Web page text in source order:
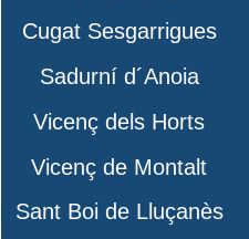
Cugat Sesgarrigues
Sadurní d´Anoia
Vicenç dels Horts
Vicenç de Montalt
Sant Boi de Lluçanès